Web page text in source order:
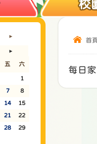
校
首
每日
►
►
五 六
1
7 8
14 15
21 22
28 29